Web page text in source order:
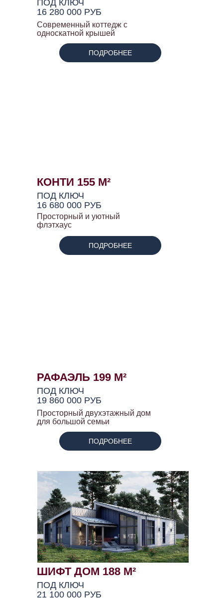
КОНТИ 155 М²
ПОД КЛЮЧ
16 680 000 РУБ
Просторный и уютный
флэтхаус
ПОДРОБНЕЕ
ШИФТ ДОМ 188 М²
ПОД КЛЮЧ
21 100 000 РУБ
РАФАЭЛЬ 199 М²
ПОД КЛЮЧ
19 860 000 РУБ
Просторный двухэтажный дом
для большой семьи
ПОДРОБНЕЕ
ПОД КЛЮЧ
16 280 000 РУБ
Современный коттедж с
односкатной крышей
ПОДРОБНЕЕ